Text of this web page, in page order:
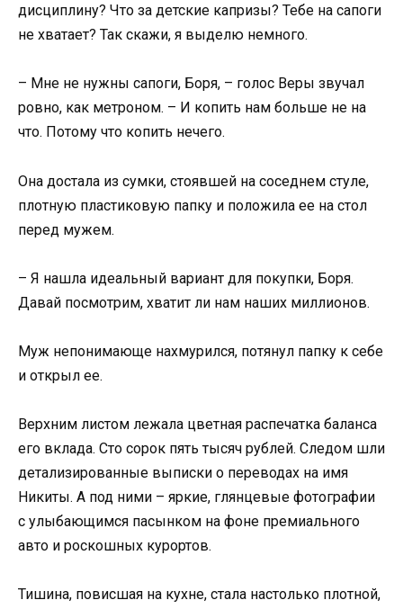
дисциплину? Что за детские капризы? Тебе на сапоги
не хватает? Так скажи, я выделю немного.
– Мне не нужны сапоги, Боря, – голос Веры звучал
ровно, как метроном. – И копить нам больше не на
что. Потому что копить нечего.
Она достала из сумки, стоявшей на соседнем стуле,
плотную пластиковую папку и положила ее на стол
перед мужем.
– Я нашла идеальный вариант для покупки, Боря.
Давай посмотрим, хватит ли нам наших миллионов.
Муж непонимающе нахмурился, потянул папку к себе
и открыл ее.
Верхним листом лежала цветная распечатка баланса
его вклада. Сто сорок пять тысяч рублей. Следом шли
детализированные выписки о переводах на имя
Никиты. А под ними – яркие, глянцевые фотографии
с улыбающимся пасынком на фоне премиального
авто и роскошных курортов.
Тишина, повисшая на кухне, стала настолько плотной,